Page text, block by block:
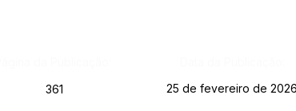
361 25 de fevereiro de 2026